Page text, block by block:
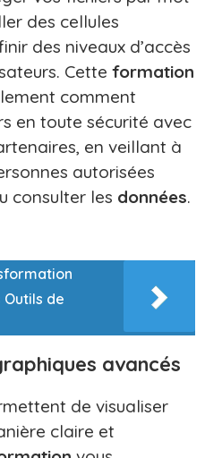
des cellules
des niveaux d’accès
Cette formation
comment
en toute sécurité avec
en veillant à
autorisées
consulter les données.
de
avancés
de visualiser
claire et